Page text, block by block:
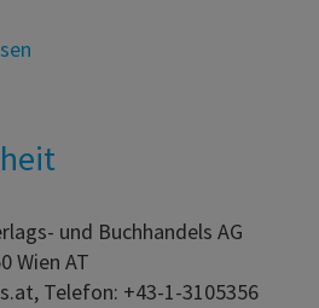
und Buchhandels AG
Wien AT
Telefon: +43-1-3105356